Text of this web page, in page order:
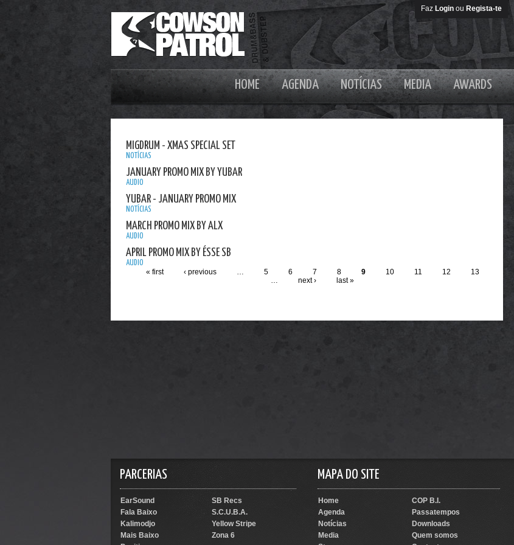
Faz Login ou Regista-te
HOME AGENDA NOTÍCIAS MEDIA AWARDS
MIGDRUM - XMAS SPECIAL SET
NOTÍCIAS
JANUARY PROMO MIX BY YUBAR
AUDIO
YUBAR - JANUARY PROMO MIX
NOTÍCIAS
MARCH PROMO MIX BY ALX
AUDIO
APRIL PROMO MIX BY ÉSSE SB
AUDIO
« first ‹ previous … 5 6 7 8 9 10 11 12
13
…
next › last »
PARCERIAS
EarSound
SB Recs
Fala Baixo
S.C.U.B.A.
Kalimodjo
Yellow Stripe
Mais Baixo
Zona 6
MAPA DO SITE
Home
COP B.I.
Agenda
Passatempos
Notícias
Downloads
Media
Quem somos